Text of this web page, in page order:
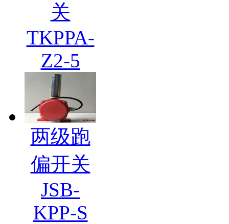
关
TKPPA-
Z2-5
两级跑
偏开关
JSB-
KPP-S